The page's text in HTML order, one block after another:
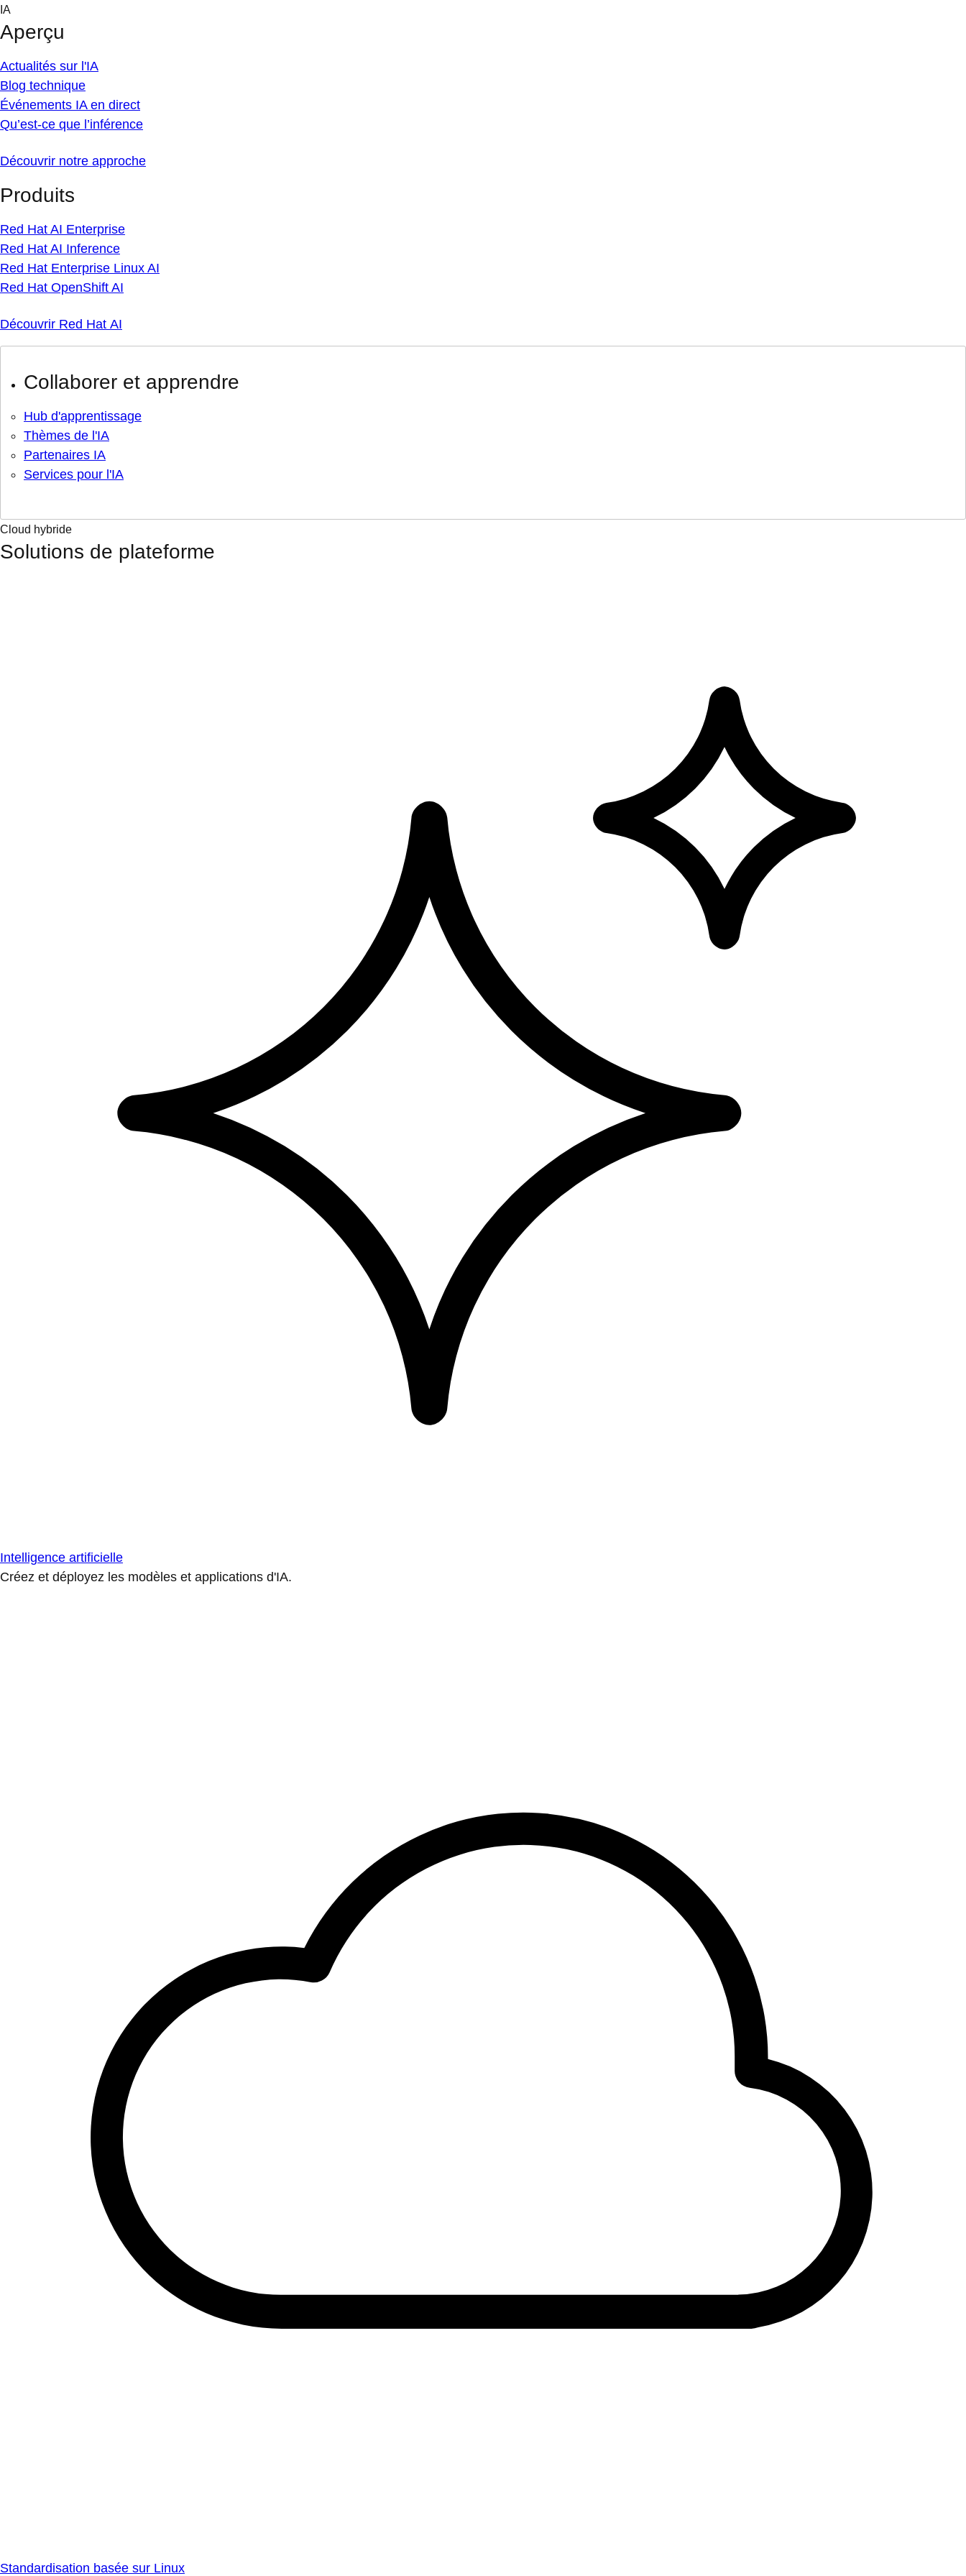
Skip
content
IA
Aperçu
Actualités sur l'IA
Blog technique
Événements IA en direct
Qu’est-ce que l’inférence
Découvrir notre approche
Produits
Red Hat AI Enterprise
Red Hat AI Inference
Red Hat Enterprise Linux AI
Red Hat OpenShift AI
Découvrir Red Hat AI
Collaborer et apprendre
Hub d'apprentissage
Thèmes de l'IA
Partenaires IA
Services pour l'IA
Cloud hybride
Solutions de plateforme
Intelligence artificielle
Créez et déployez les modèles et applications d'IA.
Standardisation basée sur Linux